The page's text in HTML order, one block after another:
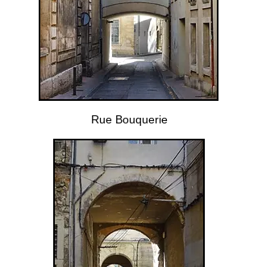
Rue Bouquerie